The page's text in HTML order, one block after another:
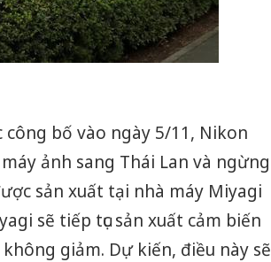
bố vào ngày 5/11, Nikon
ảnh sang Thái Lan và ngừng
sản xuất tại nhà máy Miyagi
sẽ tiếp tục sản xuất cảm biến
giảm. Dự kiến, điều này sẽ